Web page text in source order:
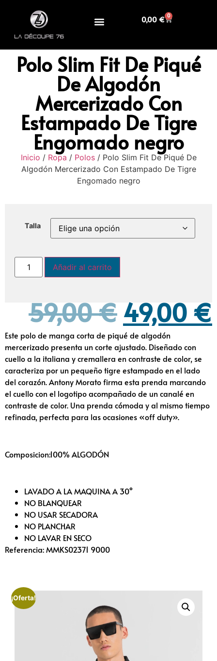
0,00 € 0
Polo Slim Fit De Piqué
De Algodón
Mercerizado Con
Estampado De Tigre
Engomado negro
Inicio / Ropa / Polos/ Polo Slim Fit De Piqué De
Algodón Mercerizado Con Estampado De Tigre
Engomado negro
Talla
Añadir al carrito
59,00€ 49,00 €
Este polo de manga corta de piqué de algodón
mercerizado presenta un corte ajustado. Diseñado con
cuello a la italiana y cremallera en contraste de color, se
caracteriza por un pequeño tigre estampado en el lado
del corazón. Antony Morato firma esta prenda marcando
el cuello con el logotipo acompañado de un canalé en
contraste de color. Una prenda cómoda y al mismo tiempo
refinada, perfecta para las ocasiones «off duty».
Composicion:100% ALGODÓN
LAVADO A LA MAQUINA A 30°
NO BLANQUEAR
NO USAR SECADORA
NO PLANCHAR
NO LAVAR EN SECO
Referencia: MMKS02371 9000
¡Oferta!